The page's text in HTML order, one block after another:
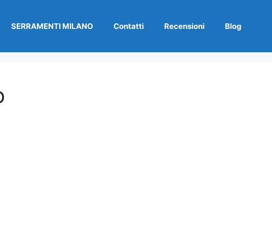
SERRAMENTI MILANO Contatti Recensioni Blog